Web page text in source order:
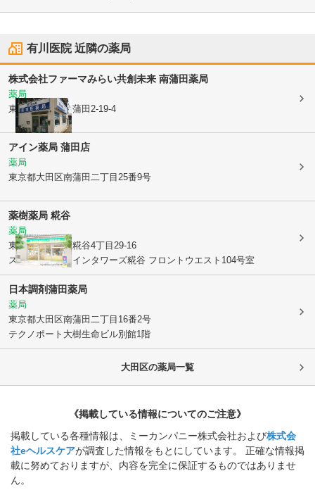
有川医院近隣の薬局
株式会社ファーマみらい共創未来 南蒲田薬局
薬局
東京都大田区南蒲田2-19-4
アイン薬局 蒲田店
薬局
東京都大田区南蒲田二丁目25番9号
薬樹薬局 糀谷
薬局
東京都大田区西糀谷4丁目29-16
ステーションツインタワーズ糀谷 フロントウエスト104号室
日本調剤蒲田薬局
薬局
東京都大田区南蒲田二丁目16番2号
テクノポート大樹生命ビル別館1階
大田区の薬局一覧
《掲載している情報についてのご注意》
掲載している各種情報は、ミーカンパニー株式会社および株式会
社eヘルスケアが調査した情報をもとにしています。 正確な情報掲
載に努めておりますが、内容を完全に保証するものではありませ
ん。